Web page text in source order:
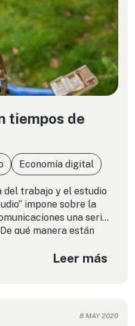
tiempos de
Economía digital
del trabajo y el estudio
impone sobre la
una serie
qué manera están
nuevas exigencias?
Leer más
8 MAY 2020